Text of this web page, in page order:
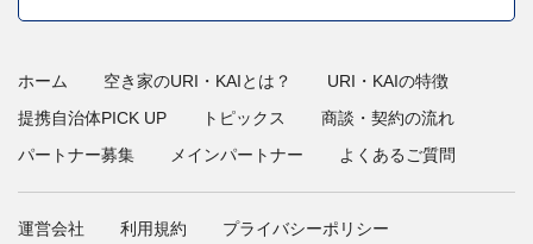
ホーム 空き家のURI・KAIとは？
URI・KAIの特徴
提携自治体PICK UP
トピックス
商談・契約の流れ
パートナー募集
メインパートナー よくあるご質問
運営会社 利用規約
プライバシーポリシー